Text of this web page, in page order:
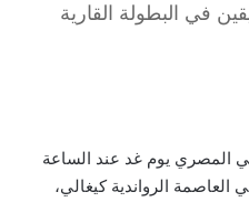
في البطولة القارية
المصري يوم غد عند الساعة
العاصمة الرواندية كيغالي،